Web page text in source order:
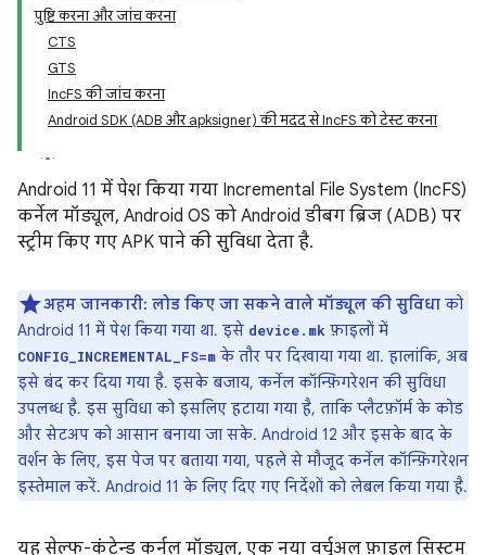
पुष्टि करना और जांच करना
CTS
GTS
IncFS की जांच करना
Android SDK (ADB और apksigner) की मदद से IncFS को टेस्ट करना
Android 11 में पेश किया गया Incremental File System (IncFS)
कर्नेल मॉड्यूल, Android OS को Android डीबग ब्रिज (ADB) पर
स्ट्रीम किए गए APK पाने की सुविधा देता है.
अहम जानकारी: लोड किए जा सकने वाले मॉड्यूल की सुविधा को
Android 11 में पेश किया गया था. इसे device.mk फ़ाइलों में
CONFIG_INCREMENTAL_FS=m के तौर पर दिखाया गया था. हालांकि, अब
इसे बंद कर दिया गया है. इसके बजाय, कर्नेल कॉन्फ़िगरेशन की सुविधा
उपलब्ध है. इस सुविधा को इसलिए हटाया गया है, ताकि प्लैटफ़ॉर्म के कोड
और सेटअप को आसान बनाया जा सके. Android 12 और इसके बाद के
वर्शन के लिए, इस पेज पर बताया गया, पहले से मौजूद कर्नेल कॉन्फ़िगरेशन
इस्तेमाल करें. Android 11 के लिए दिए गए निर्देशों को लेबल किया गया है.
यह सेल्फ-कंटेन्ड कर्नल मॉड्यूल, एक नया वर्चुअल फ़ाइल सिस्टम